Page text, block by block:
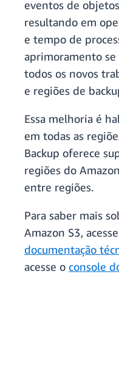
eventos de
resultando em
e tempo de
aprimoramento
todos os novos
e regiões de
Essa melhoria é
em todas as
Backup oferece
regiões do
entre regiões.
Para saber mais
Amazon S3,
documentação
acesse o console